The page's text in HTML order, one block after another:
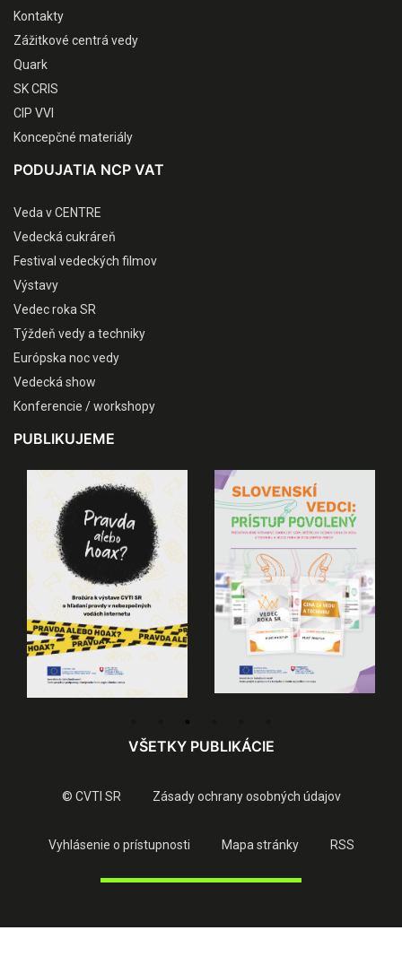
Kontakty
Zážitkové centrá vedy
Quark
SK CRIS
CIP VVI
Koncepčné materiály
PODUJATIA NCP VAT
Veda v CENTRE
Vedecká cukráreň
Festival vedeckých filmov
Výstavy
Vedec roka SR
Týždeň vedy a techniky
Európska noc vedy
Vedecká show
Konferencie / workshopy
PUBLIKUJEME
VŠETKY PUBLIKÁCIE
© CVTI SR Zásady ochrany osobných údajov
Vyhlásenie o prístupnosti Mapa stránky RSS